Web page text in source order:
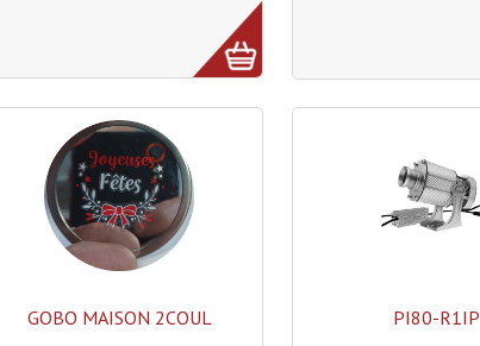
GOBO MAISON 2COUL PI80-R1IP